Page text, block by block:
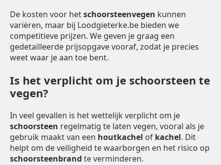
De kosten voor hetschoorsteenvegen kunnen
variëren, maar bij Loodgieterke.be bieden we
competitieve prijzen. We geven je graag een
gedetailleerde prijsopgave vooraf, zodat je precies
weet waar je aan toe bent.
Is het verplicht om je schoorsteen te
vegen?
In veel gevallen is het wettelijk verplicht om je
schoorsteen regelmatig te laten vegen, vooral als je
gebruik maakt van een houtkachel of kachel. Dit
helpt om de veiligheid te waarborgen en het risico op
schoorsteenbrand te verminderen.